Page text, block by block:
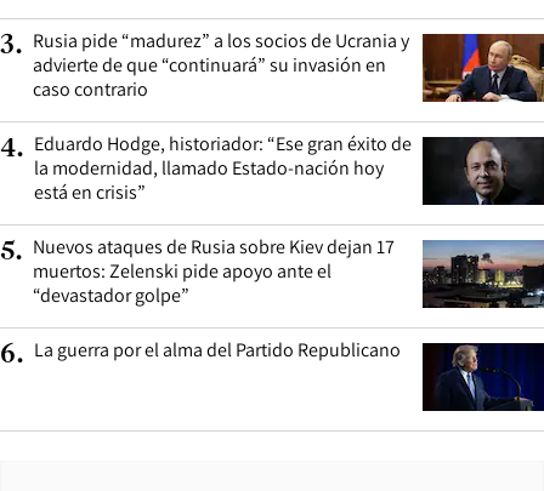
3. Rusia pide “madurez” a los socios de Ucrania y
advierte de que “continuará” su invasión en
caso contrario
4. Eduardo Hodge, historiador: “Ese gran éxito de
la modernidad, llamado Estado-nación hoy
está en crisis”
5. Nuevos ataques de Rusia sobre Kiev dejan 17
muertos: Zelenski pide apoyo ante el
“devastador golpe”
6. La guerra por el alma del Partido Republicano